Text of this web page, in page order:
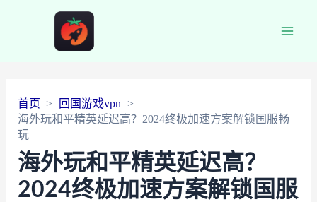
首页
回国游戏vpn
海外玩和平精英延迟高？2024终极加速方案解锁国服畅
玩
海外玩和平精英延迟高？
2024终极加速方案解锁国服